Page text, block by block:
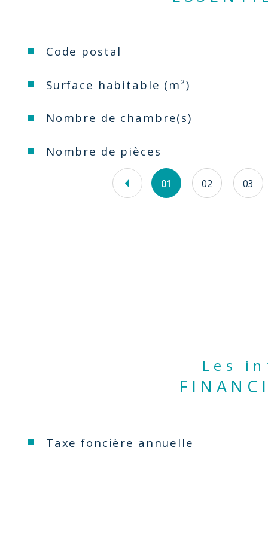
Caractéristiques Valeurs
Code postal
Surface habitable (m²)
Nombre de chambre(s)
Nombre de pièces
01 02 03
Les
Taxe foncière annuelle